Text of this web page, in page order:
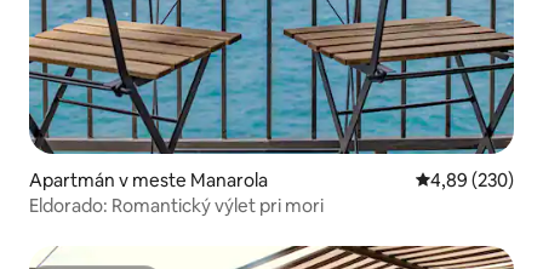
Apartmán v meste Manarola Priemerné
4,89 (230)
Eldorado: Romantický výlet pri mori